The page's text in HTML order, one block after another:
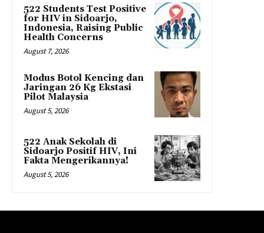
522 Students Test Positive
for HIV in Sidoarjo,
Indonesia, Raising Public
Health Concerns
August 7, 2026
Modus Botol Kencing dan
Jaringan 26 Kg Ekstasi
Pilot Malaysia
August 5, 2026
522 Anak Sekolah di
Sidoarjo Positif HIV, Ini
Fakta Mengerikannya!
August 5, 2026